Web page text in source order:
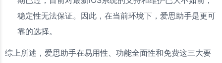
稳定性无法保证。因此，在当前环境下，爱思助手是更可
靠的选择。
综上所述，爱思助手在易用性、功能全面性和免费这三大要